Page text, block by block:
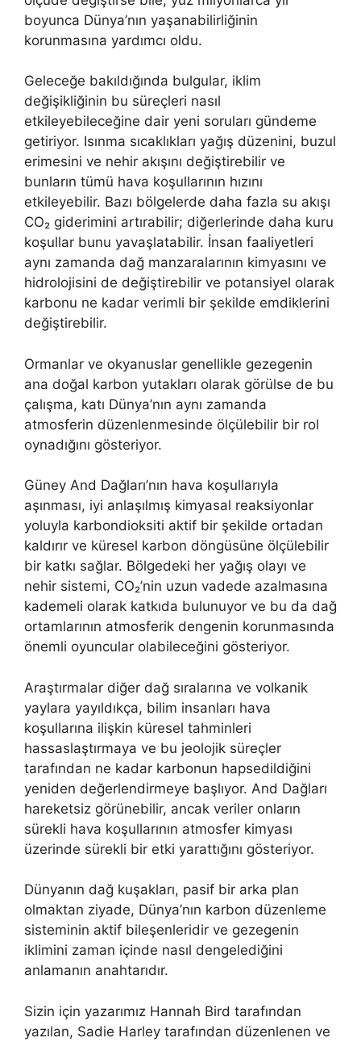
boyunca Dünya’nın yaşanabilirliğinin
korunmasına yardımcı oldu.
Geleceğe bakıldığında bulgular, iklim
değişikliğinin bu süreçleri nasıl
etkileyebileceğine dair yeni soruları gündeme
getiriyor. Isınma sıcaklıkları yağış düzenini, buzul
erimesini ve nehir akışını değiştirebilir ve
bunların tümü hava koşullarının hızını
etkileyebilir. Bazı bölgelerde daha fazla su akışı
CO₂ giderimini artırabilir; diğerlerinde daha kuru
koşullar bunu yavaşlatabilir. İnsan faaliyetleri
aynı zamanda dağ manzaralarının kimyasını ve
hidrolojisini de değiştirebilir ve potansiyel olarak
karbonu ne kadar verimli bir şekilde emdiklerini
değiştirebilir.
Ormanlar ve okyanuslar genellikle gezegenin
ana doğal karbon yutakları olarak görülse de bu
çalışma, katı Dünya’nın aynı zamanda
atmosferin düzenlenmesinde ölçülebilir bir rol
oynadığını gösteriyor.
Güney And Dağları’nın hava koşullarıyla
aşınması, iyi anlaşılmış kimyasal reaksiyonlar
yoluyla karbondioksiti aktif bir şekilde ortadan
kaldırır ve küresel karbon döngüsüne ölçülebilir
bir katkı sağlar. Bölgedeki her yağış olayı ve
nehir sistemi, CO₂’nin uzun vadede azalmasına
kademeli olarak katkıda bulunuyor ve bu da dağ
ortamlarının atmosferik dengenin korunmasında
önemli oyuncular olabileceğini gösteriyor.
Araştırmalar diğer dağ sıralarına ve volkanik
yaylara yayıldıkça, bilim insanları hava
koşullarına ilişkin küresel tahminleri
hassaslaştırmaya ve bu jeolojik süreçler
tarafından ne kadar karbonun hapsedildiğini
yeniden değerlendirmeye başlıyor. And Dağları
hareketsiz görünebilir, ancak veriler onların
sürekli hava koşullarının atmosfer kimyası
üzerinde sürekli bir etki yarattığını gösteriyor.
Dünyanın dağ kuşakları, pasif bir arka plan
olmaktan ziyade, Dünya’nın karbon düzenleme
sisteminin aktif bileşenleridir ve gezegenin
iklimini zaman içinde nasıl dengelediğini
anlamanın anahtarıdır.
Sizin için yazarımız Hannah Bird tarafından
yazılan, Sadie Harley tarafından düzenlenen ve